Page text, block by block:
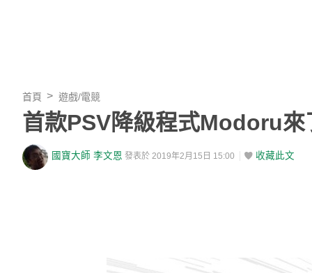
首頁 遊戲/電競
首款PSV降級程式Modoru
國寶大師 李文恩 發表於 2019年2月15日 15:00 收藏此文